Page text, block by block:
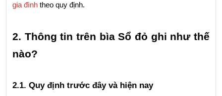
gia đình theo quy định.
2. Thông tin trên bìa Sổ đỏ ghi như thế
nào?
2.1. Quy định trước đây và hiện nay